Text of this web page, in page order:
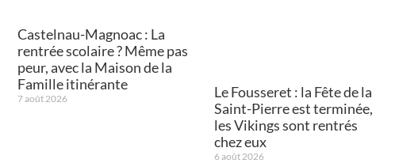
Castelnau-Magnoac : La
rentrée scolaire ? Même pas
peur, avec la Maison de la
Famille itinérante
7 août 2026
Le Fousseret : la Fête de la
Saint-Pierre est terminée,
les Vikings sont rentrés
chez eux
6 août 2026